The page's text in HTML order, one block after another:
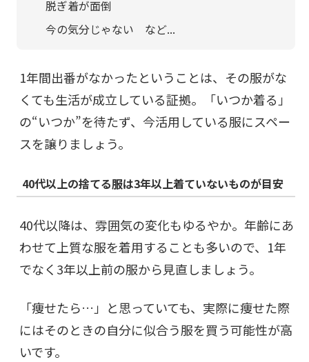
脱ぎ着が面倒
今の気分じゃない など...
1年間出番がなかったということは、その服がな
くても生活が成立している証拠。「いつか着る」
の“いつか”を待たず、今活用している服にスペー
スを譲りましょう。
40代以上の捨てる服は3年以上着ていないものが目安
40代以降は、雰囲気の変化もゆるやか。年齢にあ
わせて上質な服を着用することも多いので、1年
でなく3年以上前の服から見直しましょう。
「痩せたら…」と思っていても、実際に痩せた際
にはそのときの自分に似合う服を買う可能性が高
いです。